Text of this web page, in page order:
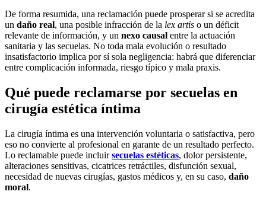
De forma resumida, una reclamación puede prosperar si se acredita
un daño real, una posible infracción de la lex artis o un déficit
relevante de información, y un nexo causal entre la actuación
sanitaria y las secuelas. No toda mala evolución o resultado
insatisfactorio implica por sí sola negligencia: habrá que diferenciar
entre complicación informada, riesgo típico y mala praxis.
Qué puede reclamarse por secuelas en
cirugía estética íntima
La cirugía íntima es una intervención voluntaria o satisfactiva, pero
eso no convierte al profesional en garante de un resultado perfecto.
Lo reclamable puede incluirsecuelas estéticas, dolor persistente,
alteraciones sensitivas, cicatrices retráctiles, disfunción sexual,
necesidad de nuevas cirugías, gastos médicos y, en su caso, daño
moral.